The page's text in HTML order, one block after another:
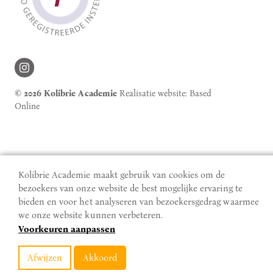
Kolibrie Academie maakt gebruik van cookies om de
bezoekers van onze website de best mogelijke ervaring te
bieden en voor het analyseren van bezoekersgedrag waarmee
we onze website kunnen verbeteren.
Voorkeuren aanpassen
Afwijzen Akkoord
© 2026 Kolibrie Academie Realisatie website:Based
Online